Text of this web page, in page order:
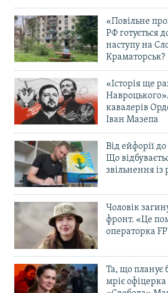
«Повільне
РФ готується
наступу на
Краматорськ?
«Історія ще
кавалерів
Іван Мазепа
Від ейфорії
Що
звільнення із
Чоловік
фронт. «Це
операторка
Та, що планує
мріє